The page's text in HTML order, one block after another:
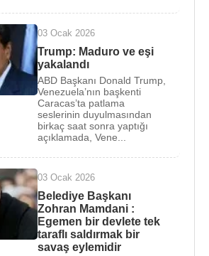
Maduro'nun meşruiyetini
Ulusal Meclis Başkanı
geçici devlet başkanı ilan etti.
durumu reddetti veABD
kestiğini açıkladı.
üçüncü kez devlet başkanı
Nicolas Maduro, Ulusal Seçim
bir kanıt sunmadan
seçimlerde üçüncü dönem
03 Ocak 2026
Trump: Maduro ve eşi
yakalandı
ABD Başkanı Donald Trump,
Venezuela’nın başkenti
Caracas’ta patlama
seslerinin duyulmasından
birkaç saat sonra yaptığı
açıklamada, Vene...
03 Ocak 2026
Belediye Başkanı
Zohran Mamdani :
Egemen bir devlete tek
taraflı saldırmak bir
savaş eylemidir